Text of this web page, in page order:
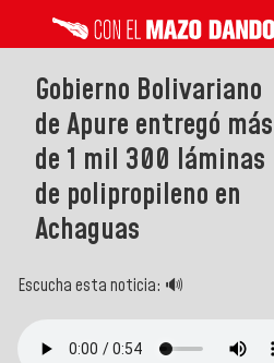
Gobierno Bolivariano
de Apure entregó más
de 1 mil 300 láminas
de polipropileno en
Achaguas
Escucha esta noticia: 🔊